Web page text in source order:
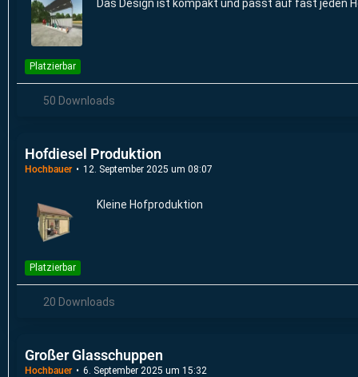
Das Design ist kompakt und passt auf fast jeden
Platzierbar
50 Downloads
Hofdiesel Produktion
Hochbauer 12. September 2025 um 08:07
Kleine Hofproduktion
Platzierbar
20 Downloads
Großer Glasschuppen
Hochbauer 6. September 2025 um 15:32